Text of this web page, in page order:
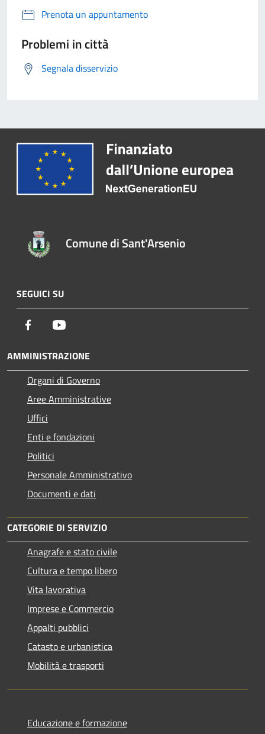
Prenota un appuntamento
Problemi in città
Segnala disservizio
Comune di Sant'Arsenio
SEGUICI SU
Facebook
AMMINISTRAZIONE
Organi di Governo
Aree Amministrative
Uffici
Enti e fondazioni
Politici
Personale Amministrativo
Documenti e dati
CATEGORIE DI SERVIZIO
Anagrafe e stato civile
Cultura e tempo libero
Vita lavorativa
Imprese e Commercio
Appalti pubblici
Catasto e urbanistica
Mobilità e trasporti
Educazione e formazione